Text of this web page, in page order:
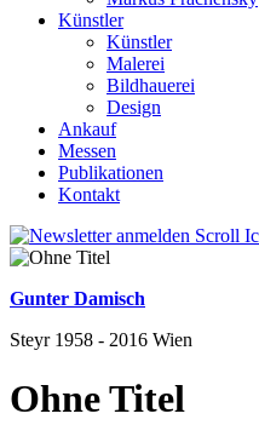
Künstler
Künstler
Malerei
Bildhauerei
Design
Ankauf
Messen
Publikationen
Kontakt
Gunter Damisch
Steyr 1958 - 2016 Wien
Ohne Titel